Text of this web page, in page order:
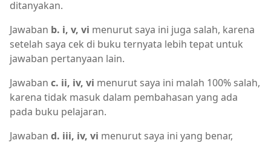
ditanyakan.
Jawaban b. i, v, vi menurut saya ini juga salah, karena
setelah saya cek di buku ternyata lebih tepat untuk
jawaban pertanyaan lain.
Jawaban c. ii, iv, vi menurut saya ini malah 100% salah,
karena tidak masuk dalam pembahasan yang ada
pada buku pelajaran.
Jawaban d. iii, iv, vi menurut saya ini yang benar,